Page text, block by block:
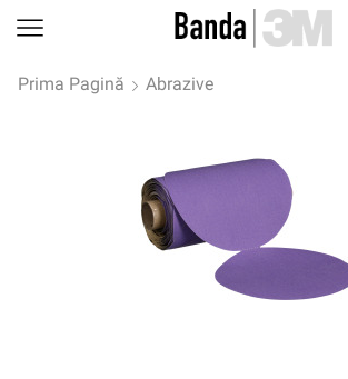
Prima Pagină Abrazive